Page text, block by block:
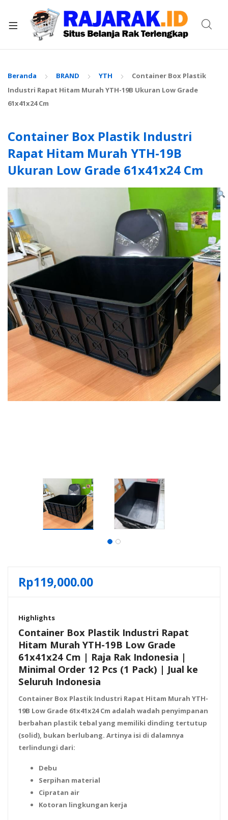
Beranda BRAND YTH
Container Box Plastik
Industri Rapat Hitam Murah YTH-19B Ukuran Low Grade
61x41x24 Cm
Container Box Plastik Industri
Rapat Hitam Murah YTH-19B
Ukuran Low Grade 61x41x24 Cm
Rp119,000.00
Highlights
Container Box Plastik Industri Rapat
Hitam Murah YTH-19B Low Grade
61x41x24 Cm | Raja Rak Indonesia |
Minimal Order 12 Pcs (1 Pack) | Jual ke
Seluruh Indonesia
Container Box Plastik Industri Rapat Hitam Murah YTH-
19B Low Grade 61x41x24 Cm adalah wadah penyimpanan
berbahan plastik tebal yang memiliki dinding tertutup
(solid), bukan berlubang. Artinya isi di dalamnya
terlindungi dari:
Debu
Serpihan material
Cipratan air
Kotoran lingkungan kerja